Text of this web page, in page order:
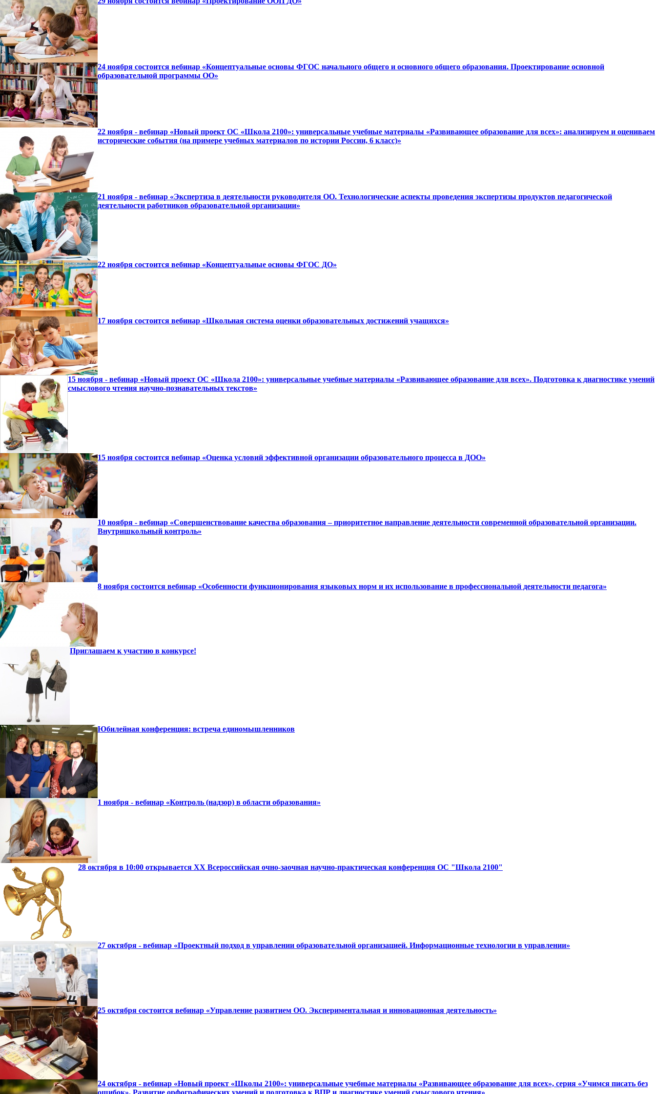
24 ноября состоится вебинар «Концептуальные основы ФГОС начального общего и основного общего образования. Проектирование основной
образовательной программы ОО»
22 ноября - вебинар «Новый проект ОС «Школа 2100»: универсальные учебные материалы «Развивающее образование для всех»: анализируем и оцениваем
исторические события (на примере учебных материалов по истории России, 6 класс)»
21 ноября - вебинар «Экспертиза в деятельности руководителя ОО. Технологические аспекты проведения экспертизы продуктов педагогической
деятельности работников образовательной организации»
22 ноября состоится вебинар «Концептуальные основы ФГОС ДО»
17 ноября состоится вебинар «Школьная система оценки образовательных достижений учащихся»
15 ноября - вебинар «Новый проект ОС «Школа 2100»: универсальные учебные материалы «Развивающее образование для всех». Подготовка к диагностике умений
смыслового чтения научно-познавательных текстов»
15 ноября состоится вебинар «Оценка условий эффективной организации образовательного процесса в ДОО»
10 ноября - вебинар «Совершенствование качества образования – приоритетное направление деятельности современной образовательной организации.
Внутришкольный контроль»
8 ноября состоится вебинар «Особенности функционирования языковых норм и их использование в профессиональной деятельности педагога»
Приглашаем к участию в конкурсе!
Юбилейная конференция: встреча единомышленников
1 ноября - вебинар «Контроль (надзор) в области образования»
28 октября в 10:00 открывается ХХ Всероссийская очно-заочная научно-практическая конференция ОС "Школа 2100"
27 октября - вебинар «Проектный подход в управлении образовательной организацией. Информационные технологии в управлении»
25 октября состоится вебинар «Управление развитием ОО. Экспериментальная и инновационная деятельность»
24 октября - вебинар «Новый проект «Школы 2100»: универсальные учебные материалы «Развивающее образование для всех», серия «Учимся писать без
ошибок». Развитие орфографических умений и подготовка к ВПР и диагностике умений смыслового чтения»